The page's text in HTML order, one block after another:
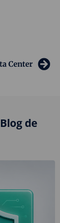
Center
de